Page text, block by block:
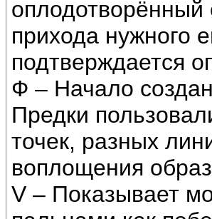
прихода нужного
подтверждается
Ф – Начало
Предки
точек, разных
воплощения
V – Показывает